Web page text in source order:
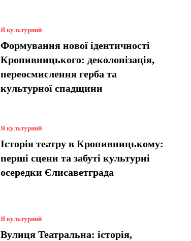
Я культурний
Формування нової ідентичності
Кропивницького: деколонізація,
переосмислення герба та
культурної спадщини
Я культурний
Історія театру в Кропивницькому:
перші сцени та забуті культурні
осередки Єлисаветграда
Я культурний
Вулиця Театральна: історія,